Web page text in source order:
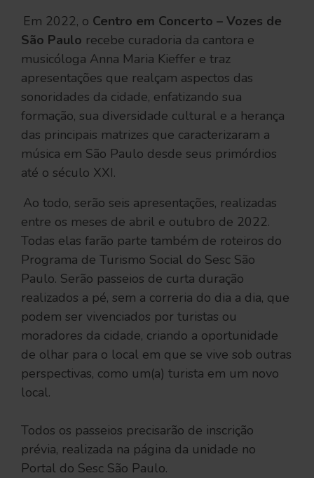
Em 2022, o Centro em Concerto – Vozes de
São Paulo recebe curadoria da cantora e
musicóloga Anna Maria Kieffer e traz
apresentações que realçam aspectos das
sonoridades da cidade, enfatizando sua
formação, sua diversidade cultural e a herança
das principais matrizes que caracterizaram a
música em São Paulo desde seus primórdios
até o século XXI.
Ao todo, serão seis apresentações, realizadas
entre os meses de abril e outubro de 2022.
Todas elas farão parte também de roteiros do
Programa de Turismo Social do Sesc São
Paulo. Serão passeios de curta duração
realizados a pé, sem a correria do dia a dia, que
podem ser vivenciados por turistas ou
moradores da cidade, criando a oportunidade
de olhar para o local em que se vive sob outras
perspectivas, como um(a) turista em um novo
local.
Todos os passeios precisarão de inscrição
prévia, realizada na página da unidade no
Portal do Sesc São Paulo.